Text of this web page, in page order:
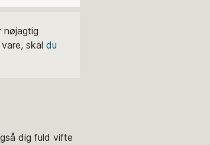
nøjagtig
skal du
dig fuld vifte